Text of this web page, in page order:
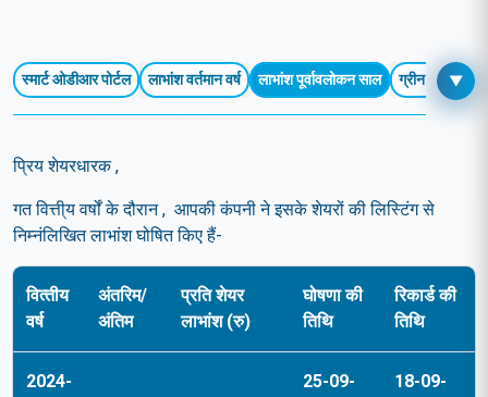
स्मार्ट ओडीआर पोर्टल लाभांश वर्तमान वर्ष लाभांश पूर्वावलोकन साल ग्रीन पंजीकरण
▼
प्रिय शेयरधारक ,
गत वित्ती्य वर्षों के दौरान , आपकी कंपनी ने इसके शेयरों की लिस्टिंग से
निम्नंलिखित लाभांश घोषित किए हैं-
वित्‍तीय
वर्ष
अंतरिम/
अंतिम
प्रति शेयर
लाभांश (रु)
घोषणा की
तिथि
रिकार्ड की
तिथि
2024-
25-09-
18-09-